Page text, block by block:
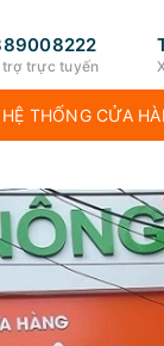
trợ trực tuyến
HỆ THỐNG CỬA